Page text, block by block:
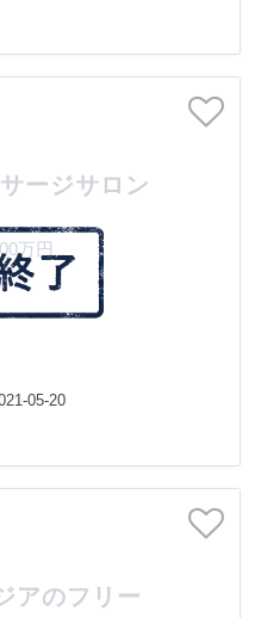
ージサロン
万円
05-20
アのフリー